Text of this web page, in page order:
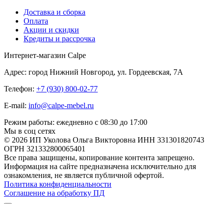
Доставка и сборка
Оплата
Акции и скидки
Кредиты и рассрочка
Интернет-магазин Calpe
Адрес: город Нижний Новгород, ул. Гордеевская, 7А
Телефон: +7 (930) 800-02-77
E-mail: info@calpe-mebel.ru
Режим работы: ежедневно с 08:30 до 17:00
Мы в соц сетях
© 2026 ИП Уколова Ольга Викторовна ИНН 331301820743
ОГРН 321332800065401
Все права защищены, копирование контента запрещено.
Информация на сайте предназначена исключительно для
ознакомления, не является публичной офертой.
Политика конфиденциальности
Соглашение на обработку ПД